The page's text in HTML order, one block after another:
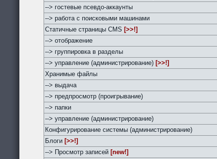
--> гостевые псевдо-аккаунты
--> работа с поисковыми машинами
Статичные страницы CMS [>>!]
--> отображение
--> группировка в разделы
--> управление (администрирование) [>>!]
Хранимые файлы
--> выдача
--> предпросмотр (проигрывание)
--> папки
--> управление (администрирование)
Конфигурирование системы (администрирование)
Блоги [>>!]
--> Просмотр записей [new!]